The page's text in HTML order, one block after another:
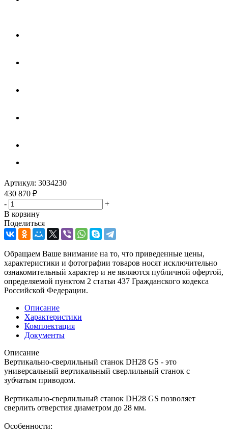
Артикул: 3034230
430 870 ₽
-
+
В корзину
Поделиться
Обращаем Ваше внимание на то, что приведенные цены,
характеристики и фотографии товаров носят исключительно
ознакомительный характер и не являются публичной офертой,
определяемой пунктом 2 статьи 437 Гражданского кодекса
Российской Федерации.
Описание
Характеристики
Комплектация
Документы
Описание
Вертикально-сверлильный станок DH28 GS - это
универсальный вертикальный сверлильный станок с
зубчатым приводом.
Вертикально-сверлильный станок DH28 GS позволяет
сверлить отверстия диаметром до 28 мм.
Особенности: